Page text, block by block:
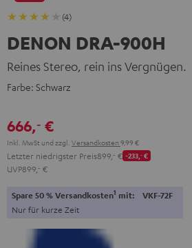
(4)
DENON DRA-900H
Reines Stereo, rein ins Vergnügen.
Farbe: Schwarz
666,‐ €
Inkl. MwSt und zzgl. Versandkosten 9,99 €
Letzter niedrigster Preis899, ‐ € -233, ‐€
UVP899, ‐ €
Spare 50 % Versandkosten1 mit: VKF-72F
Nur für kurze Zeit